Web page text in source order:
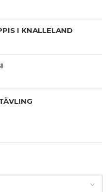
I KNALLELAND